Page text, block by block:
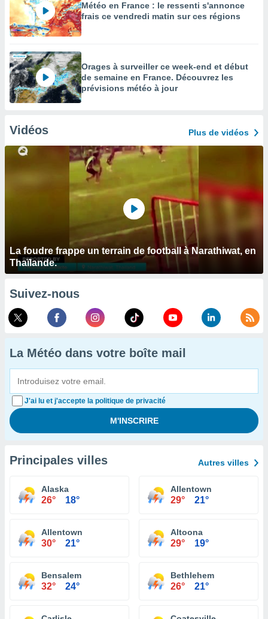
Météo en France : le ressenti s'annonce
frais ce vendredi matin sur ces régions
Orages à surveiller ce week-end et début
de semaine en France. Découvrez les
prévisions météo à jour
Vidéos Plus de vidéos
La foudre frappe un terrain de football à Narathiwat, en
Thaïlande.
Suivez-nous
La Météo dans votre boîte mail
J'ai lu et j'accepte la politique de privacité
Principales villes Autres villes
Alaska
26° 18°
Allentown
29° 21°
Allentown
30° 21°
Altoona
29° 19°
Bensalem
32° 24°
Bethlehem
26° 21°